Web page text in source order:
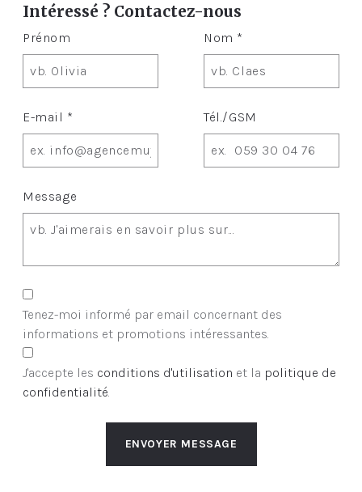
Intéressé ? Contactez-nous
Prénom Nom *
E-mail * Tél./GSM
Message
Tenez-moi informé par email concernant des
informations et promotions intéressantes.
J'accepte les conditions d'utilisation et la politique de
confidentialité.
ENVOYER MESSAGE